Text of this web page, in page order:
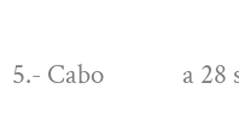
5.- Cabo a 28